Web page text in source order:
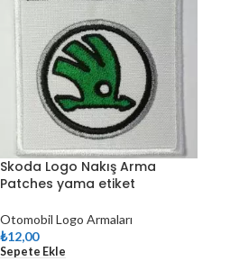
Skoda Logo Nakış Arma
Patches yama etiket
Otomobil Logo Armaları
₺12,00
Sepete Ekle